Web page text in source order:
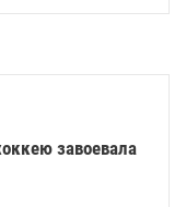
завоевала